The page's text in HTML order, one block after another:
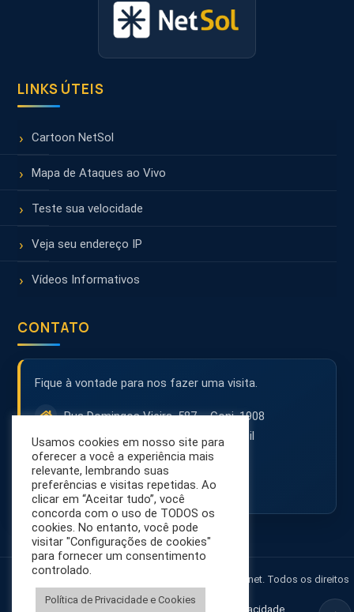
LINKS ÚTEIS
Cartoon NetSol
Mapa de Ataques ao Vivo
Teste sua velocidade
Veja seu endereço IP
Vídeos Informativos
CONTATO
Fique à vontade para nos fazer uma visita.
Rua Domingos Vieira, 587 – Conj. 1908
30150-242 – Belo Horizonte – MG – Brasil
(31) 3071-8001
contato@netsol.com.br
© 2026 NetSol - Segurança na Internet. Todos os direitos
Política de Privacidade
Usamos cookies em nosso site para
oferecer a você a experiência mais
relevante, lembrando suas
preferências e visitas repetidas. Ao
clicar em “Aceitar tudo”, você
concorda com o uso de TODOS os
cookies. No entanto, você pode
visitar "Configurações de cookies"
para fornecer um consentimento
controlado.
Política de Privacidade e Cookies